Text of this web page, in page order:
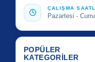
ÇALIŞMA
Pazartesi -
POPÜLER
KATEGORİLER